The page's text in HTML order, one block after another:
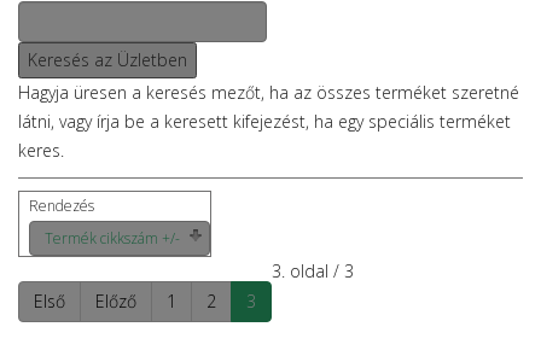
Hagyja üresen a keresés mezőt, ha az összes terméket szeretné
látni, vagy írja be a keresett kifejezést, ha egy speciális terméket
keres.
Rendezés
Termék cikkszám +/-
Első Előző 1 2 3
3. oldal / 3